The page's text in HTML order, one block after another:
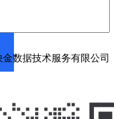
数据技术服务有限公司